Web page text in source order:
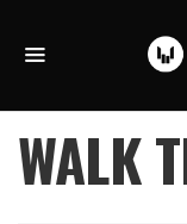
WALK